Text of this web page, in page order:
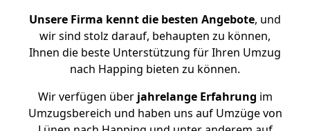
Unsere Firma kennt die besten Angebote, und
wir sind stolz darauf, behaupten zu können,
Ihnen die beste Unterstützung für Ihren Umzug
nach Happing bieten zu können.
Wir verfügen überjahrelange Erfahrung im
Umzugsbereich und haben uns auf Umzüge von